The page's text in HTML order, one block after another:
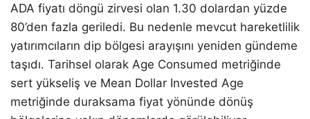
ADA fiyatı döngü zirvesi olan 1.30 dolardan yüzde
80’den fazla geriledi. Bu nedenle mevcut hareketlilik
yatırımcıların dip bölgesi arayışını yeniden gündeme
taşıdı. Tarihsel olarak Age Consumed metriğinde
sert yükseliş ve Mean Dollar Invested Age
metriğinde duraksama fiyat yönünde dönüş